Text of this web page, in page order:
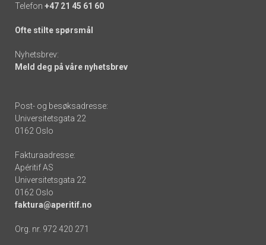
Telefon +47 21 45 61 60
Ofte stilte spørsmål
Nyhetsbrev:
Meld deg på våre nyhetsbrev
Post- og besøksadresse:
Universitetsgata 22
0162 Oslo
Fakturaadresse:
Apéritif AS
Universitetsgata 22
0162 Oslo
faktura@aperitif.no
Org. nr. 972 420 271